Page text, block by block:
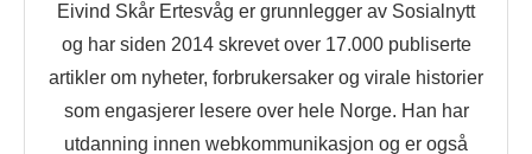
Eivind Skår Ertesvåg er grunnlegger av Sosialnytt
og har siden 2014 skrevet over 17.000 publiserte
artikler om nyheter, forbrukersaker og virale historier
som engasjerer lesere over hele Norge. Han har
utdanning innen webkommunikasjon og er også